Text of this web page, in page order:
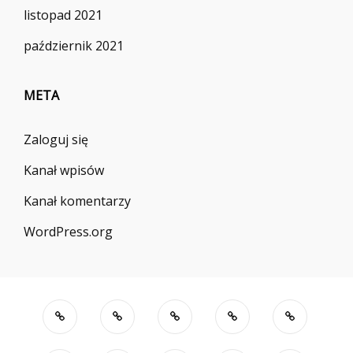
listopad 2021
październik 2021
META
Zaloguj się
Kanał wpisów
Kanał komentarzy
WordPress.org